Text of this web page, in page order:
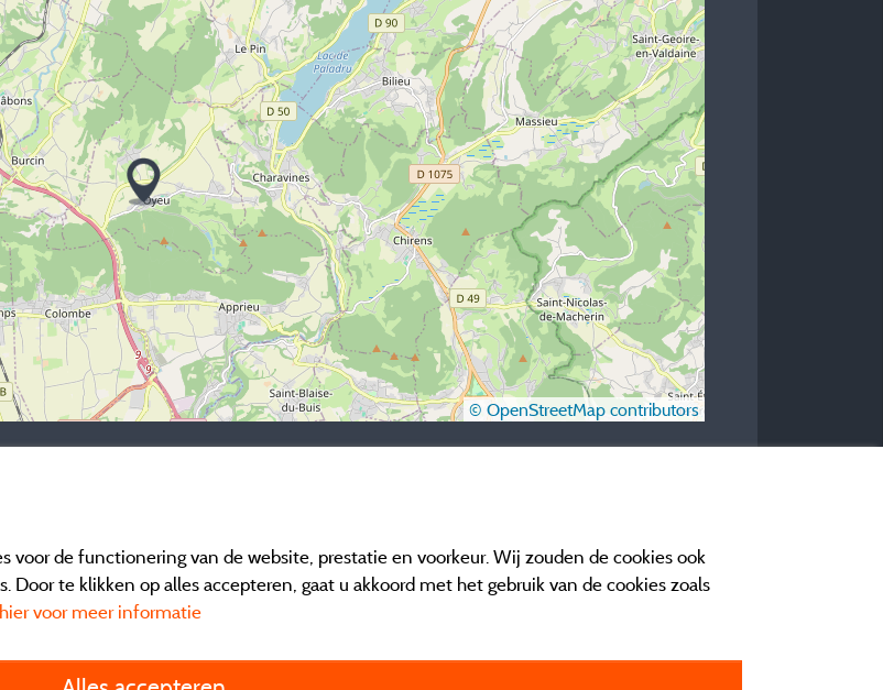
© OpenStreetMap contributors
voor de functionering van de website, prestatie en voorkeur. Wij zouden de cookies ook
te klikken op alles accepteren, gaat u akkoord met het gebruik van de cookies zoals
voor meer informatie